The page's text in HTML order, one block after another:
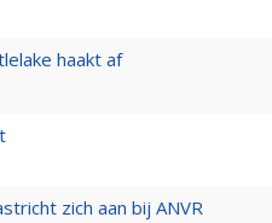
haakt af
zich aan bij ANVR